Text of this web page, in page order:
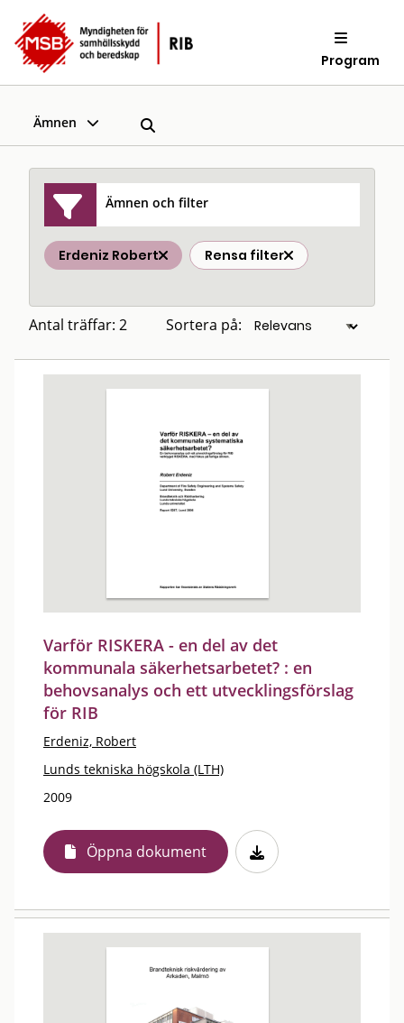
Program
Ämnen
Ämnen och filter
Erdeniz Robert Rensa filter
Antal träffar: 2 Sortera på:
Varför RISKERA - en del av det
kommunala säkerhetsarbetet? : en
behovsanalys och ett utvecklingsförslag
för RIB
Erdeniz, Robert
Lunds tekniska högskola (LTH)
2009
Öppna dokument